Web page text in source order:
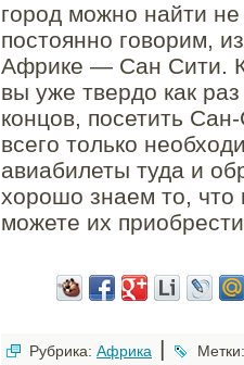
город можно найти
постоянно говорим,
Африке — Сан Сити.
вы уже твердо как
концов, посетить
всего только
авиабилеты туда и
хорошо знаем то, что
можете их
Рубрика: Африка | Метки: